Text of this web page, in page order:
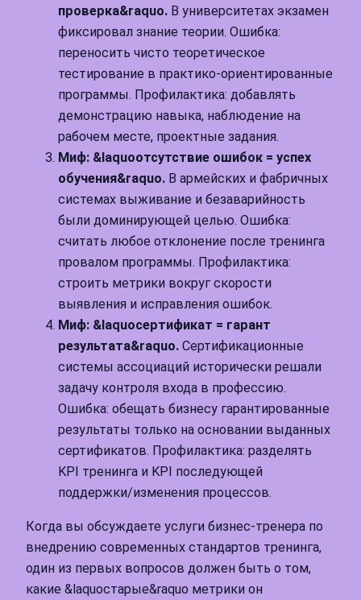
проверка&raquo. В университетах экзамен
фиксировал знание теории. Ошибка:
переносить чисто теоретическое
тестирование в практико-ориентированные
программы. Профилактика: добавлять
демонстрацию навыка, наблюдение на
рабочем месте, проектные задания.
Миф: &laquoотсутствие ошибок = успех
обучения&raquo. В армейских и фабричных
системах выживание и безаварийность
были доминирующей целью. Ошибка:
считать любое отклонение после тренинга
провалом программы. Профилактика:
строить метрики вокруг скорости
выявления и исправления ошибок.
Миф: &laquoсертификат = гарант
результата&raquo. Сертификационные
системы ассоциаций исторически решали
задачу контроля входа в профессию.
Ошибка: обещать бизнесу гарантированные
результаты только на основании выданных
сертификатов. Профилактика: разделять
KPI тренинга и KPI последующей
поддержки/изменения процессов.
Когда вы обсуждаете услуги бизнес-тренера по
внедрению современных стандартов тренинга,
один из первых вопросов должен быть о том,
какие &laquoстарые&raquo метрики он